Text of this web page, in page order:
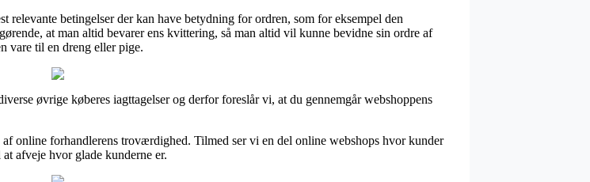
relevante betingelser der kan have betydning for ordren, som for eksempel den
at man altid bevarer ens kvittering, så man altid vil kunne bevidne sin ordre af
vare til en dreng eller pige.
øvrige køberes iagttagelser og derfor foreslår vi, at du gennemgår webshoppens
online forhandlerens troværdighed. Tilmed ser vi en del online webshops hvor kunder
afveje hvor glade kunderne er.